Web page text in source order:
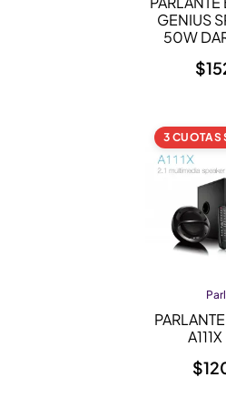
GENIUS
50W
$
3 CUOTAS
$